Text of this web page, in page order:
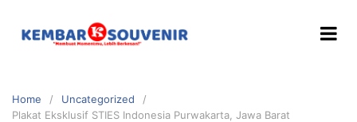
Home
Uncategorized
Plakat Eksklusif STIES Indonesia Purwakarta, Jawa Barat